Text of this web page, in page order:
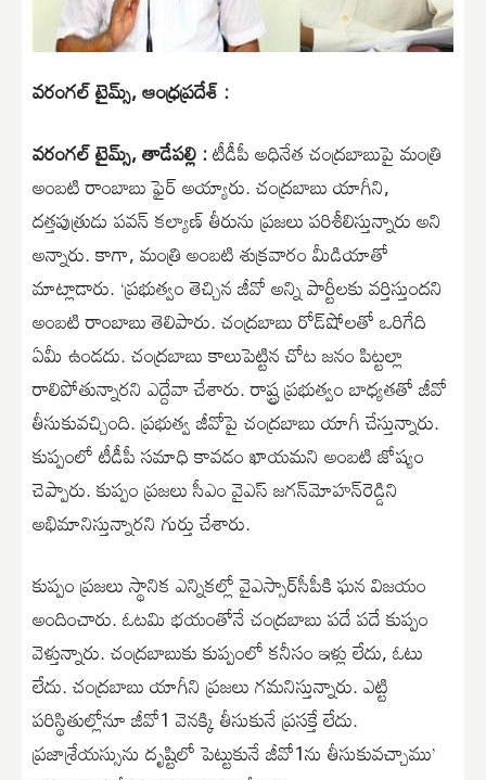
వరంగల్ టైమ్స్, ఆంధ్రప్రదేశ్ :
వరంగల్ టైమ్స్, తాడేపల్లి :టీడీపీ అధినేత చంద్రబాబుపై మంత్రి
అంబటి రాంబాబు ఫైర్‌ అయ్యారు. చంద్రబాబు యాగీని,
దత్తపుత్రుడు పవన్‌ కల్యాణ్‌ తీరును ప్రజలు పరిశీలిస్తున్నారు అని
అన్నారు. కాగా, మంత్రి అంబటి శుక్రవారం మీడియాతో
మాట్లాడారు. ‘ప్రభుత్వం తెచ్చిన జీవో అన్ని పార్టీలకు వర్తిస్తుందని
అంబటి రాంబాబు తెలిపారు. చంద్రబాబు రోడ్‌షోలతో ఒరిగేది
ఏమీ ఉండదు. చంద్రబాబు కాలుపెట్టిన చోట జనం పిట్టల్లా
రాలిపోతున్నారని ఎద్దేవా చేశారు. రాష్ట్ర ప్రభుత్వం బాధ్యతతో జీవో
తీసుకువచ్చింది. ప్రభుత్వ జీవోపై చంద్రబాబు యాగీ చేస్తున్నారు.
కుప్పంలో టీడీపీ సమాధి కావడం ఖాయమని అంబటి జోష్యం
చెప్పారు. కుప్పం ప్రజలు సీఎం వైఎస్‌ జగన్‌మోహన్‌రెడ్డిని
అభిమానిస్తున్నారని గుర్తు చేశారు.
కుప్పం ప్రజలు స్థానిక ఎన్నికల్లో వైఎస్సార్‌సీపీకి ఘన విజయం
అందించారు. ఓటమి భయంతోనే చంద్రబాబు పదే పదే కుప్పం
వెళ్తున్నారు. చంద్రబాబుకు కుప్పంలో కనీసం ఇళ్లు లేదు, ఓటు
లేదు. చంద్రబాబు యాగీని ప్రజలు గమనిస్తున్నారు. ఎట్టి
పరిస్థితుల్లోనూ జీవో1 వెనక్కి తీసుకునే ప్రస​‍క్తే లేదు.
ప్రజాశ్రేయస్సును దృష్టిలో పెట్టుకునే జీవో1ను తీసుకువచ్చాము’